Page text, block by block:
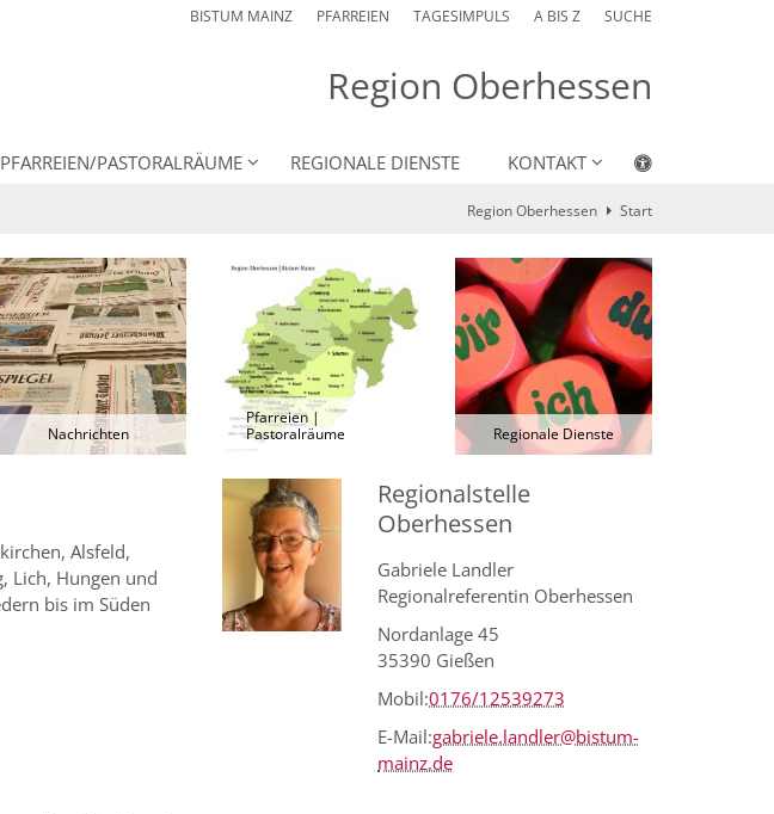
BISTUM MAINZ PFARREIEN TAGESIMPULS A BIS Z SUCHE
Region Oberhessen
PFARREIEN/PASTORALRÄUME REGIONALE DIENSTE KONTAKT
Region Oberhessen Start
Nachrichten
Pfarreien |
Pastoralräume
Regionale Dienste
Alsfeld,
Lich, Hungen und
bis im Süden
Regionalstelle
Oberhessen
Gabriele Landler
Regionalreferentin Oberhessen
Nordanlage 45
35390 Gießen
Mobil:0176/12539273
E-Mail:gabriele.landler@bistum-
mainz.de